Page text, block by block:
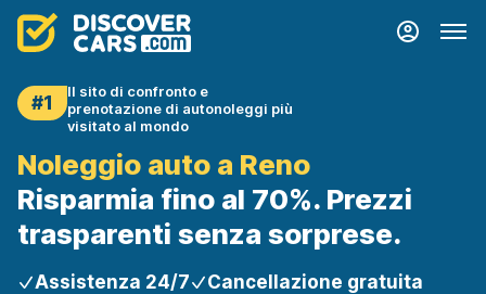
#1
Il sito di confronto e
prenotazione di autonoleggi più
visitato al mondo
Noleggio auto a Reno
Risparmia fino al 70%. Prezzi
trasparenti senza sorprese.
Assistenza 24/7 Cancellazione gratuita